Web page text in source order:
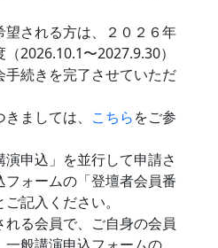
される方は、２０２６年
2026.10.1〜2027.9.30）
続きを完了させていただ
ましては、 こちらをご参
演申込」を並行して申請さ
ォームの「登壇者会員番
記入ください。
る会員で、ご自身の会員